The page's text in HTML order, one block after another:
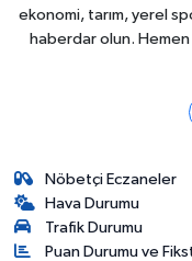
ekonomi, tarım, yerel
haberdar olun. Hemen
Nöbetçi Eczaneler
Hava Durumu
Trafik Durumu
Puan Durumu ve